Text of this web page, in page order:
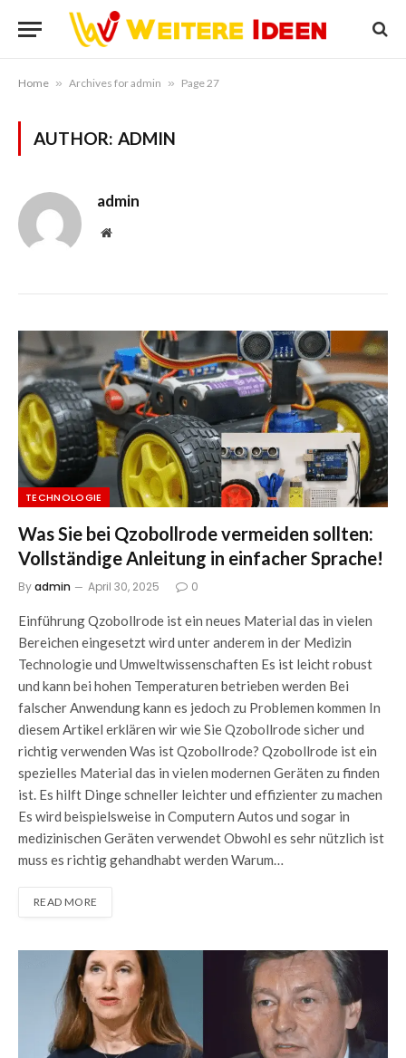
Home » Archives for admin » Page 27
AUTHOR: ADMIN
admin
Website
TECHNOLOGIE
Was Sie bei Qzobollrode vermeiden sollten:
Vollständige Anleitung in einfacher Sprache!
Byadmin April 30, 2025 0
Einführung Qzobollrode ist ein neues Material das in vielen
Bereichen eingesetzt wird unter anderem in der Medizin
Technologie und Umweltwissenschaften Es ist leicht robust
und kann bei hohen Temperaturen betrieben werden Bei
falscher Anwendung kann es jedoch zu Problemen kommen In
diesem Artikel erklären wir wie Sie Qzobollrode sicher und
richtig verwenden Was ist Qzobollrode? Qzobollrode ist ein
spezielles Material das in vielen modernen Geräten zu finden
ist. Es hilft Dinge schneller leichter und effizienter zu machen
Es wird beispielsweise in Computern Autos und sogar in
medizinischen Geräten verwendet Obwohl es sehr nützlich ist
muss es richtig gehandhabt werden Warum…
READ MORE